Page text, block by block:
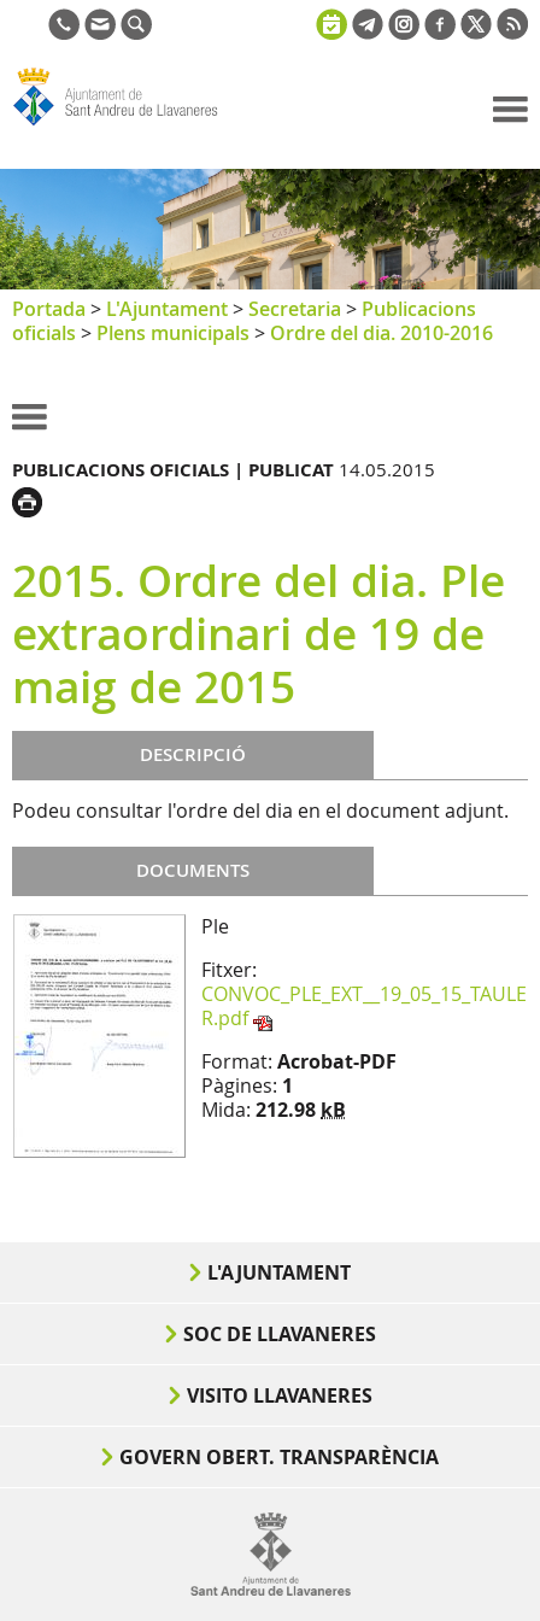
de Sant
Andreu de
Llavaneres
Portada > L'Ajuntament>Secretaria > Publicacions
oficials > Plens municipals > Ordre del dia. 2010-2016
PUBLICACIONS OFICIALS | PUBLICAT 14.05.2015
2015. Ordre del dia. Ple
extraordinari de 19 de
maig de 2015
DESCRIPCIÓ
Podeu consultar l'ordre del dia en el document adjunt.
DOCUMENTS
Ple
Fitxer:
CONVOC_PLE_EXT__19_05_15_TAULE
R.pdf
Format: Acrobat-PDF
Pàgines: 1
Mida: 212.98 kB
L'AJUNTAMENT
SOC DE LLAVANERES
VISITO LLAVANERES
GOVERN OBERT. TRANSPARÈNCIA